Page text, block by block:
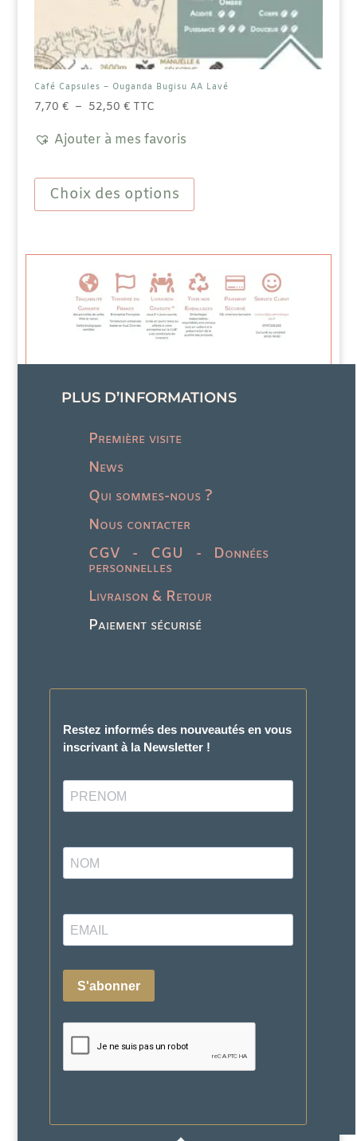
Café Capsules – Ouganda Bugisu AA Lavé
7,70 € – 52,50 €Plage
prix :
à
52,50 €
TTC
Ajouter à mes favoris
Choix des options
produit
plusieurs
être
choisies
sur
la
page
PLUS D’INFORMATIONS
Première visite
News
Qui sommes-nous ?
Nous contacter
CGV - CGU - Données
personnelles
Livraison & Retour
Paiement sécurisé